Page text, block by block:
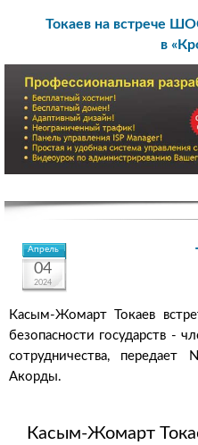
Токаев на встрече
в
Апрель
04
2024
Касым-Жомарт Токаев
безопасности государств -
сотрудничества,
Акорды.
Касым-Жомарт